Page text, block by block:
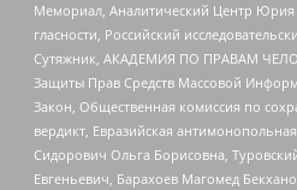
Мемориал, Аналитический Центр Юрия
гласности, Российский
Сутяжник, АКАДЕМИЯ ПО ПРАВАМ
Защиты Прав Средств Массовой
Закон, Общественная комиссия по
вердикт, Евразийская
Сидорович Ольга Борисовна,
Евгеньевич, Барахоев Магомед